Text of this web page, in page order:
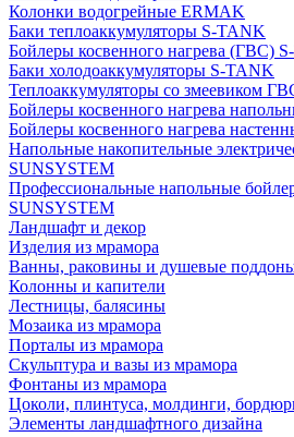
Колонки водогрейные ERMAK
Баки теплоаккумуляторы S-TANK
Бойлеры косвенного нагрева (ГВС)
Баки холодоаккумуляторы S-TANK
Теплоаккумуляторы со змеевиком
Бойлеры косвенного нагрева
Бойлеры косвенного нагрева
Напольные накопительные
SUNSYSTEM
Профессиональные напольные
SUNSYSTEM
Ландшафт и декор
Изделия из мрамора
Ванны, раковины и душевые
Колонны и капители
Лестницы, балясины
Мозаика из мрамора
Порталы из мрамора
Скульптура и вазы из мрамора
Фонтаны из мрамора
Цоколи, плинтуса, молдинги,
Элементы ландшафтного дизайна